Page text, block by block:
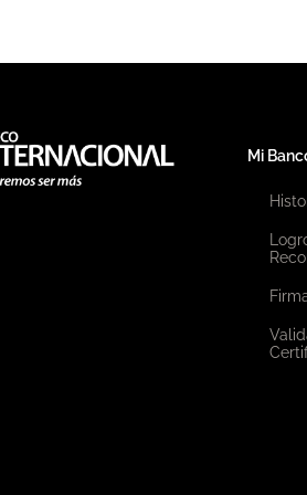
Mi